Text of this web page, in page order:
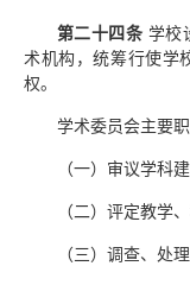
第二十四条 学校
术机构，统筹行使学
权。
学术委员会主要职
（一）审议学科
（二）评定教学
（三）调查、处